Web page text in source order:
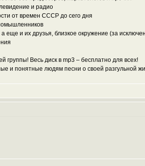
и радио
от времен СССР до сего дня
еще и их друзья, близкое окружение (за
группы! Весь диск в mp3 – бесплатно для всех!
и понятные людям песни о своей разгульной